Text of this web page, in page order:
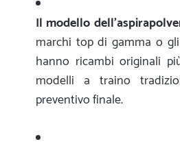
Il modello
marchi top di gamma o
hanno ricambi originali
modelli a traino
preventivo finale.